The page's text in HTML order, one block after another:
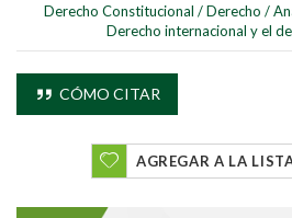
Derecho Constitucional /Derecho /
Derecho internacional y el
CÓMO CITAR
AGREGAR A LA